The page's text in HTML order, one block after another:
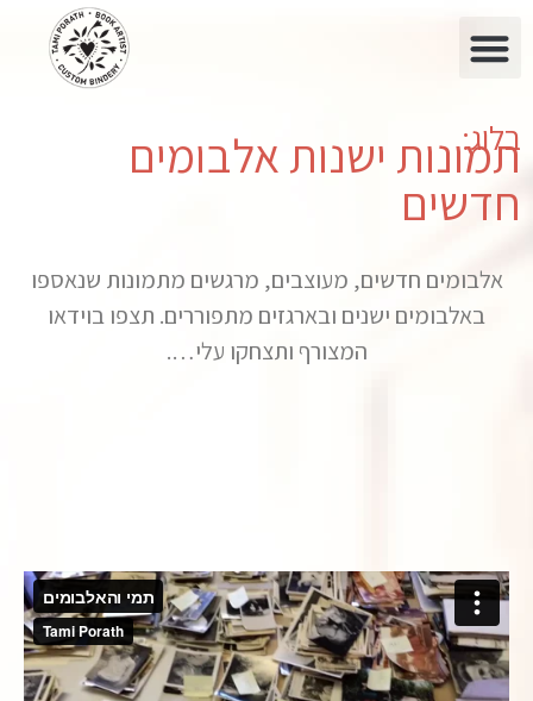
בלוג:
תמונות ישנות אלבומים
חדשים
אלבומים חדשים, מעוצבים, מרגשים מתמונות שנאספו
באלבומים ישנים ובארגזים מתפוררים. תצפו בוידאו
המצורף ותצחקו עלי….